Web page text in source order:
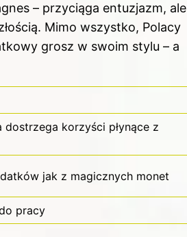
– przyciąga entuzjazm, ale
Mimo wszystko, Polacy
grosz w swoim stylu – a
dostrzega korzyści płynące z
jak z magicznych monet
pracy